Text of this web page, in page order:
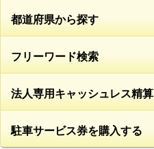
都道府県から探す
フリーワード検索
法人専用キャッシュレス精算
駐車サービス券を購入する